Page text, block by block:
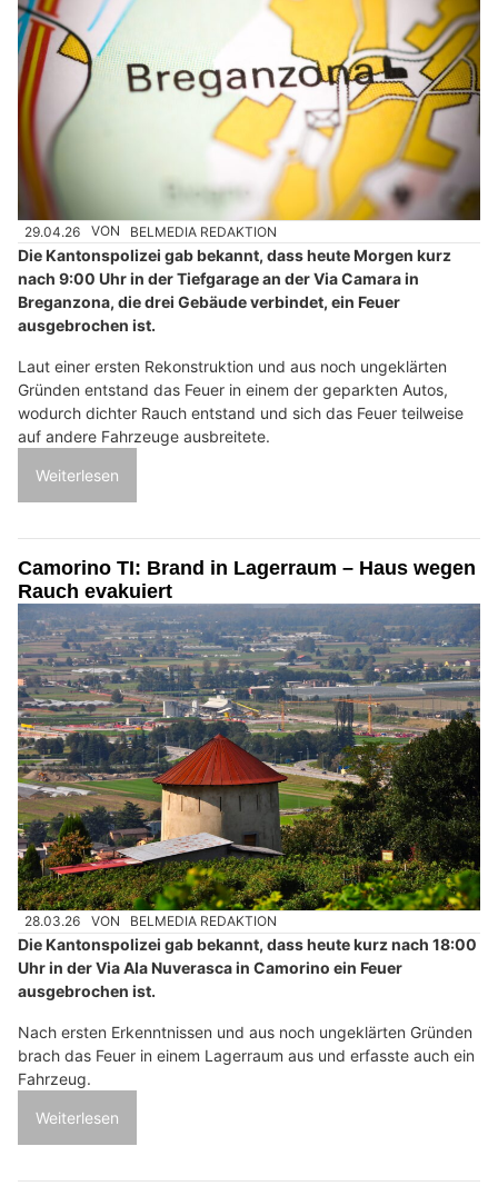
29.04.26 VON BELMEDIA REDAKTION
Die Kantonspolizei gab bekannt, dass heute Morgen kurz
nach 9:00 Uhr in der Tiefgarage an der Via Camara in
Breganzona, die drei Gebäude verbindet, ein Feuer
ausgebrochen ist.
Laut einer ersten Rekonstruktion und aus noch ungeklärten
Gründen entstand das Feuer in einem der geparkten Autos,
wodurch dichter Rauch entstand und sich das Feuer teilweise
auf andere Fahrzeuge ausbreitete.
Weiterlesen
Camorino TI: Brand in Lagerraum – Haus wegen
Rauch evakuiert
28.03.26 VON BELMEDIA REDAKTION
Die Kantonspolizei gab bekannt, dass heute kurz nach 18:00
Uhr in der Via Ala Nuverasca in Camorino ein Feuer
ausgebrochen ist.
Nach ersten Erkenntnissen und aus noch ungeklärten Gründen
brach das Feuer in einem Lagerraum aus und erfasste auch ein
Fahrzeug.
Weiterlesen